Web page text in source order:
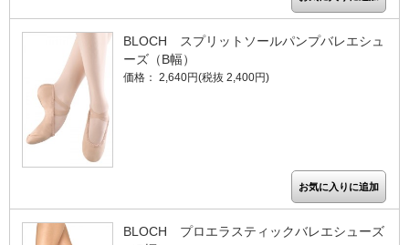
BLOCH スプリットソールパンプバレエシュ
ーズ（B幅）
価格： 2,640円(税抜 2,400円)
BLOCH プロエラスティックバレエシューズ